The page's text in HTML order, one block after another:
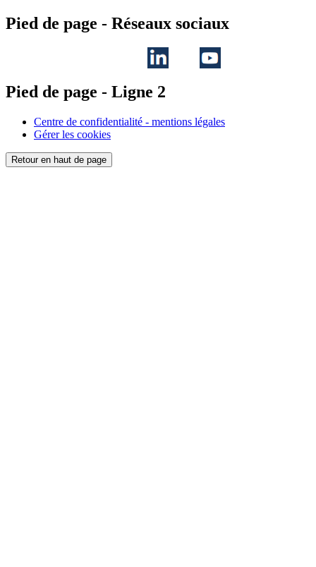
Pied de page - Réseaux sociaux
Pied de page - Ligne 2
Centre de confidentialité - mentions légales
Gérer les cookies
Retour en haut de page